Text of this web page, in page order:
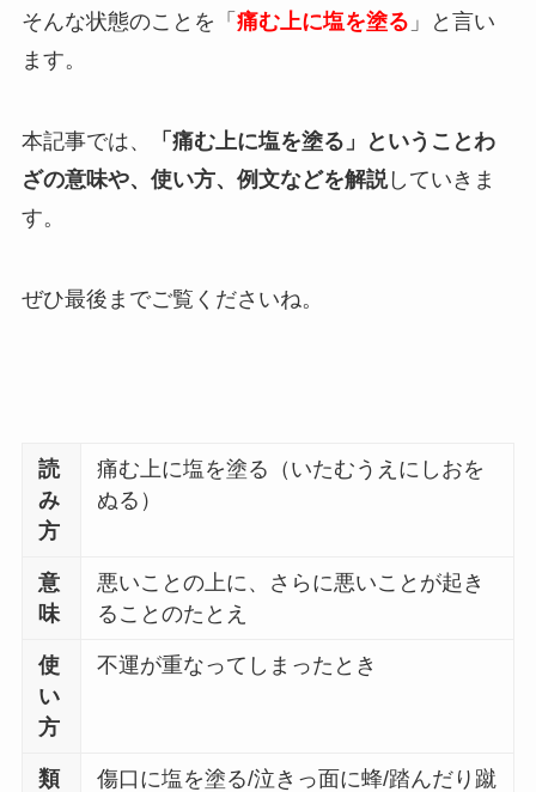
そんな状態のことを「 痛む上に塩を塗る 」と言い
ます。
本記事では、
「痛む上に塩を塗る」ということわ
ざの意味や、使い方、例文などを解説していきま
す。
ぜひ最後までご覧くださいね。
読
み
方
痛む上に塩を塗る（いたむうえにしおを
ぬる）
意
味
悪いことの上に、さらに悪いことが起き
ることのたとえ
使
い
方
不運が重なってしまったとき
類
傷口に塩を塗る/泣きっ面に蜂/踏んだり蹴